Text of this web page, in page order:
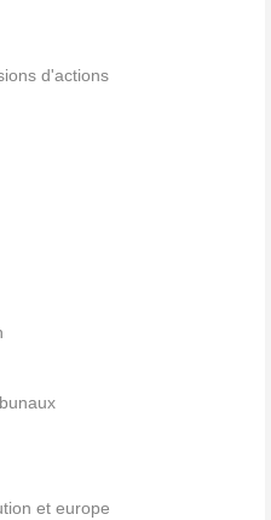
d'actions
et europe